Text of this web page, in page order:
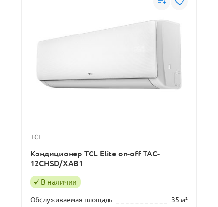
TCL
Кондиционер TCL Elite on-off TAC-
12CHSD/XAB1
В наличии
Обслуживаемая площадь
35 м²